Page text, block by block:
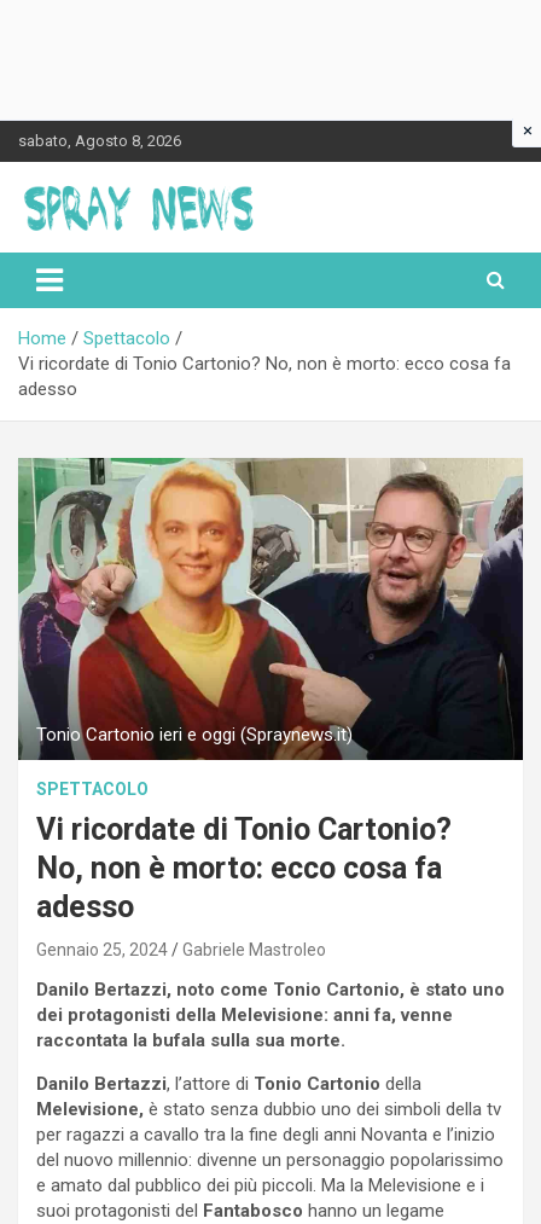
to
content
sabato, Agosto 8, 2026
Spraynews.it
Home
Spettacolo
Vi ricordate di Tonio Cartonio? No, non è morto: ecco cosa fa
adesso
Tonio Cartonio ieri e oggi (Spraynews.it)
SPETTACOLO
Vi ricordate di Tonio Cartonio?
No, non è morto: ecco cosa fa
adesso
Gennaio 25, 2024 Gabriele Mastroleo
Danilo Bertazzi, noto come Tonio Cartonio, è stato uno
dei protagonisti della Melevisione: anni fa, venne
raccontata la bufala sulla sua morte.
Danilo Bertazzi, l’attore di Tonio Cartonio della
Melevisione, è stato senza dubbio uno dei simboli della tv
per ragazzi a cavallo tra la fine degli anni Novanta e l’inizio
del nuovo millennio: divenne un personaggio popolarissimo
e amato dal pubblico dei più piccoli. Ma la Melevisione e i
suoi protagonisti del
Fantabosco hanno un legame
×